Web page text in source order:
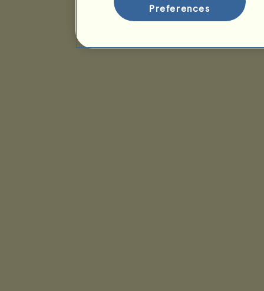
Preferences